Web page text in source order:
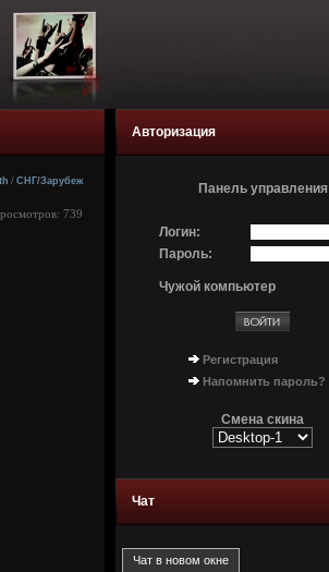
/ СНГ/Зарубеж
739
Авторизация
Панель управления
Логин:
Пароль:
Чужой компьютер
Регистрация
Напомнить пароль?
Смена скина
Чат